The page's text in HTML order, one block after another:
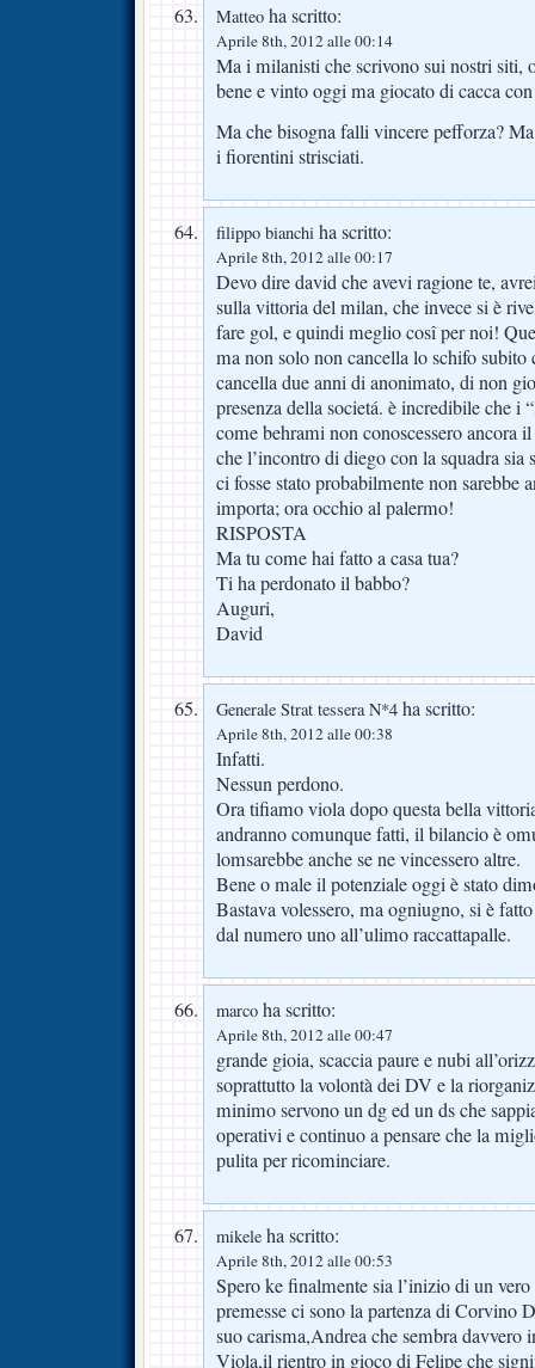
Matteo ha scritto:
Aprile 8th, 2012 alle 00:14
Ma i milanisti che scrivono sui nostri siti,
bene e vinto oggi ma giocato di cacca
Ma che bisogna falli vincere pefforza?
i fiorentini strisciati.
filippo bianchi ha scritto:
Aprile 8th, 2012 alle 00:17
Devo dire david che avevi ragione te,
sulla vittoria del milan, che invece si è
fare gol, e quindi meglio cosî per noi!
ma non solo non cancella lo schifo subito
cancella due anni di anonimato, di non
presenza della societá. è incredibile che i
come behrami non conoscessero ancora
che l’incontro di diego con la squadra sia
ci fosse stato probabilmente non sarebbe
importa; ora occhio al palermo!
RISPOSTA
Ma tu come hai fatto a casa tua?
Ti ha perdonato il babbo?
Auguri,
David
Generale Strat tessera N*4 ha scritto:
Aprile 8th, 2012 alle 00:38
Infatti.
Nessun perdono.
Ora tifiamo viola dopo questa bella
andranno comunque fatti, il bilancio è
lomsarebbe anche se ne vincessero altre.
Bene o male il potenziale oggi è stato
Bastava volessero, ma ogniugno, si è
dal numero uno all’ulimo raccattapalle.
marco ha scritto:
Aprile 8th, 2012 alle 00:47
grande gioia, scaccia paure e nubi
soprattutto la volontà dei DV e la
minimo servono un dg ed un ds che
operativi e continuo a pensare che la
pulita per ricominciare.
mikele ha scritto:
Aprile 8th, 2012 alle 00:53
Spero ke finalmente sia l’inizio di un
premesse ci sono la partenza di Corvino
suo carisma,Andrea che sembra davvero
Viola,il rientro in gioco di Felipe che